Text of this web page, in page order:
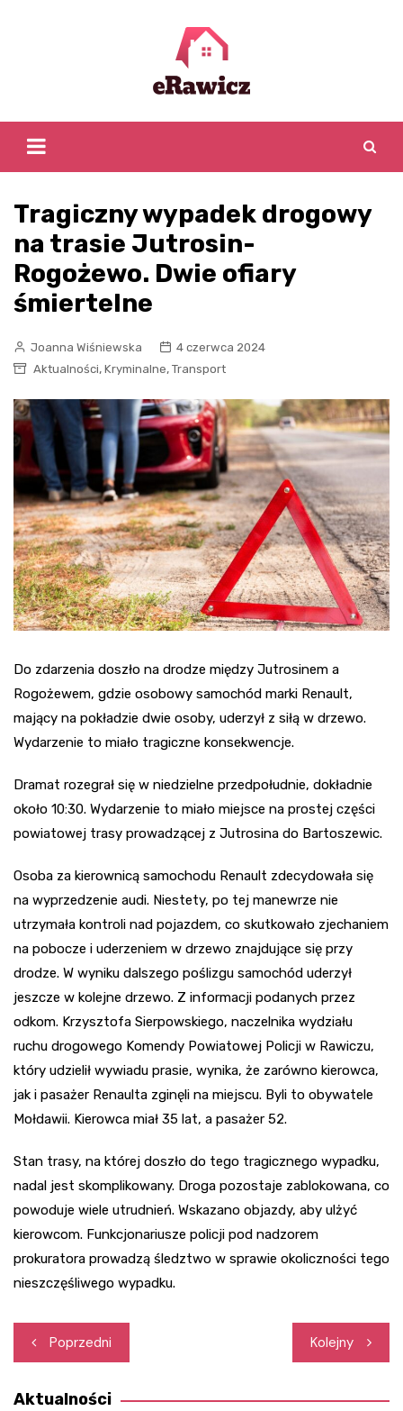
Tragiczny wypadek drogowy
na trasie Jutrosin-
Rogożewo. Dwie ofiary
śmiertelne
Joanna Wiśniewska
4 czerwca 2024
Aktualności, Kryminalne, Transport
Do zdarzenia doszło na drodze między Jutrosinem a
Rogożewem, gdzie osobowy samochód marki Renault,
mający na pokładzie dwie osoby, uderzył z siłą w drzewo.
Wydarzenie to miało tragiczne konsekwencje.
Dramat rozegrał się w niedzielne przedpołudnie, dokładnie
około 10:30. Wydarzenie to miało miejsce na prostej części
powiatowej trasy prowadzącej z Jutrosina do Bartoszewic.
Osoba za kierownicą samochodu Renault zdecydowała się
na wyprzedzenie audi. Niestety, po tej manewrze nie
utrzymała kontroli nad pojazdem, co skutkowało zjechaniem
na pobocze i uderzeniem w drzewo znajdujące się przy
drodze. W wyniku dalszego poślizgu samochód uderzył
jeszcze w kolejne drzewo. Z informacji podanych przez
odkom. Krzysztofa Sierpowskiego, naczelnika wydziału
ruchu drogowego Komendy Powiatowej Policji w Rawiczu,
który udzielił wywiadu prasie, wynika, że zarówno kierowca,
jak i pasażer Renaulta zginęli na miejscu. Byli to obywatele
Mołdawii. Kierowca miał 35 lat, a pasażer 52.
Stan trasy, na której doszło do tego tragicznego wypadku,
nadal jest skomplikowany. Droga pozostaje zablokowana, co
powoduje wiele utrudnień. Wskazano objazdy, aby ulżyć
kierowcom. Funkcjonariusze policji pod nadzorem
prokuratora prowadzą śledztwo w sprawie okoliczności tego
nieszczęśliwego wypadku.
Nawigacja
wpisu
Poprzedni Kolejny
Aktualności